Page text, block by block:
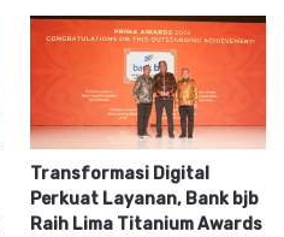
Transformasi Digital
Perkuat Layanan, Bank bjb
Raih Lima Titanium Awards